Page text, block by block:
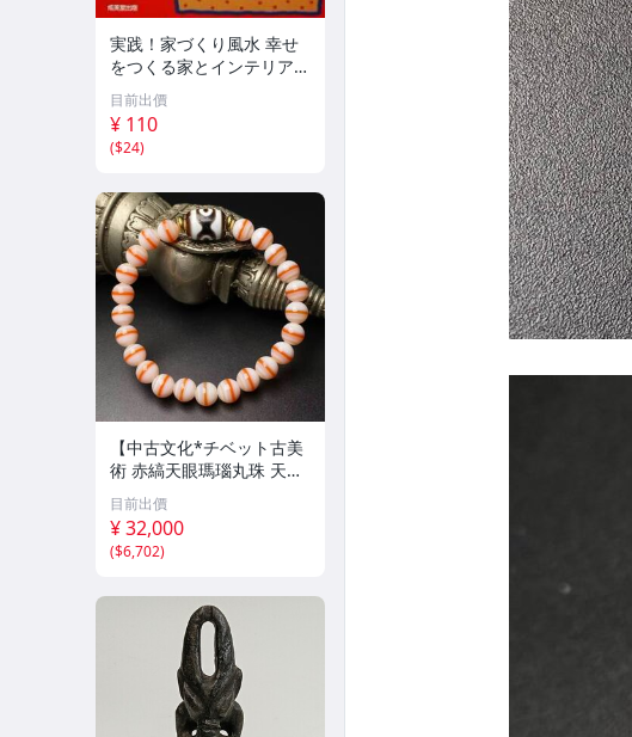
実践！家づくり風水 幸せ
をつくる家とインテリア/
浅野八郎(著者)
目前出價
¥ 110
($24)
【中古文化*チベット古美
術 赤縞天眼瑪瑙丸珠 天地
天珠組み合わせブレスレッ
ト 縞瑪瑙 古玩 アンティー
ク お守り コレクション 腕
輪 】
目前出價
¥ 32,000
($6,702)